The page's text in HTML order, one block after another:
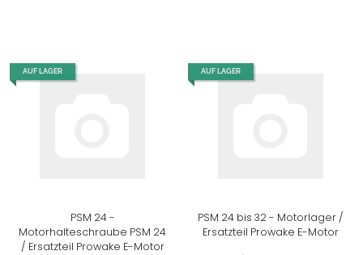
AUF LAGER
PSM 24 -
Motorhalteschraube PSM 24
/ Ersatzteil Prowake E-Motor
AUF LAGER
PSM 24 bis 32 - Motorlager /
Ersatzteil Prowake E-Motor